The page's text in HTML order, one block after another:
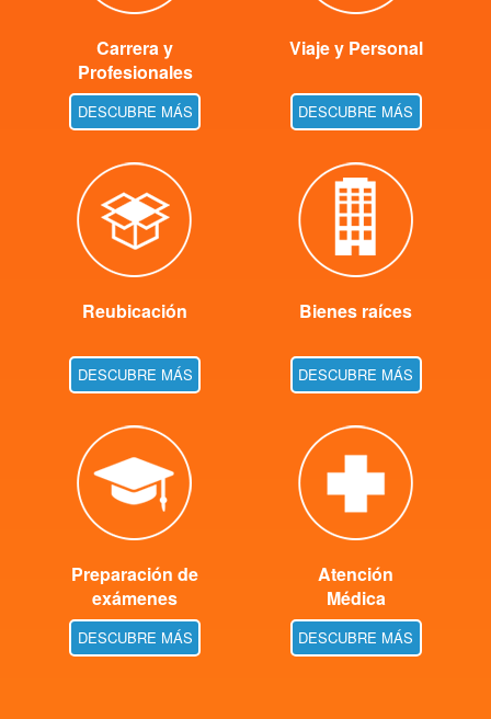
Carrera y
Profesionales
DESCUBRE MÁS
Viaje y Personal
DESCUBRE MÁS
Reubicación
DESCUBRE MÁS
Bienes raíces
DESCUBRE MÁS
Preparación de
exámenes
DESCUBRE MÁS
Atención
Médica
DESCUBRE MÁS